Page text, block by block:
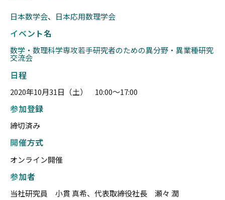
日本数学会、 日本応用数理学会
イベント名
数学・数理科学専攻若手研究者のための異分野・異業種研究
交流会
日程
2020年10月31日（土） 10:00〜17:00
参加登録
締切済み
開催方式
オンライン開催
参加者
当社研究員 小貫 真希、代表取締役社長 瀬々 潤